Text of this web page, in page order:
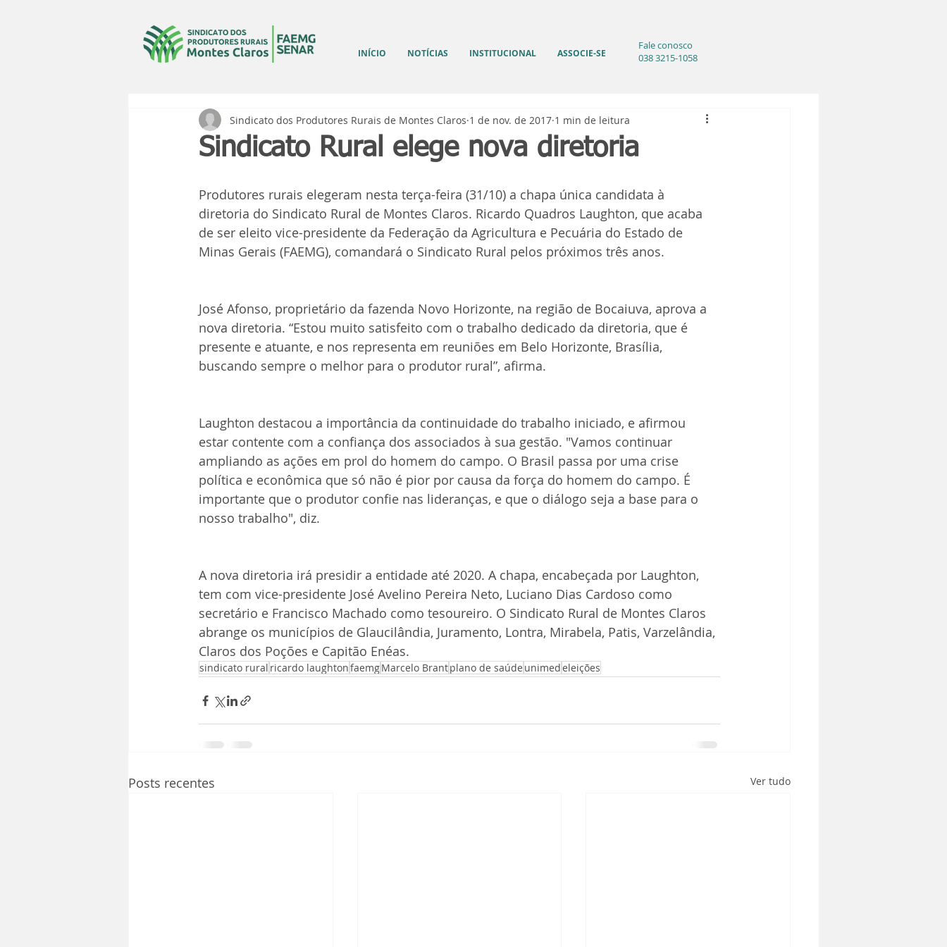
INÍCIO NOTÍCIAS INSTITUCIONAL ASSOCIE-SE
Fale conosco
038 3215-1058
Sindicato Rural elege nova diretoria
Sindicato dos Produtores Rurais de Montes Claros 1 de nov. de 2017 1 min de leitura
Produtores rurais elegeram nesta terça-feira (31/10) a chapa única candidata à
diretoria do Sindicato Rural de Montes Claros. Ricardo Quadros Laughton, que acaba
de ser eleito vice-presidente da Federação da Agricultura e Pecuária do Estado de
Minas Gerais (FAEMG), comandará o Sindicato Rural pelos próximos três anos.
José Afonso, proprietário da fazenda Novo Horizonte, na região de Bocaiuva, aprova a
nova diretoria. “Estou muito satisfeito com o trabalho dedicado da diretoria, que é
presente e atuante, e nos representa em reuniões em Belo Horizonte, Brasília,
buscando sempre o melhor para o produtor rural”, afirma.
Laughton destacou a importância da continuidade do trabalho iniciado, e afirmou
estar contente com a confiança dos associados à sua gestão. "Vamos continuar
ampliando as ações em prol do homem do campo. O Brasil passa por uma crise
política e econômica que só não é pior por causa da força do homem do campo. É
importante que o produtor confie nas lideranças, e que o diálogo seja a base para o
nosso trabalho", diz.
A nova diretoria irá presidir a entidade até 2020. A chapa, encabeçada por Laughton,
tem com vice-presidente José Avelino Pereira Neto, Luciano Dias Cardoso como
secretário e Francisco Machado como tesoureiro. O Sindicato Rural de Montes Claros
abrange os municípios de Glaucilândia, Juramento, Lontra, Mirabela, Patis, Varzelândia,
Claros dos Poções e Capitão Enéas.
sindicato rural ricardo laughtonfaemgMarcelo Brantplano de saúde unimedeleições
Posts recentes Ver tudo